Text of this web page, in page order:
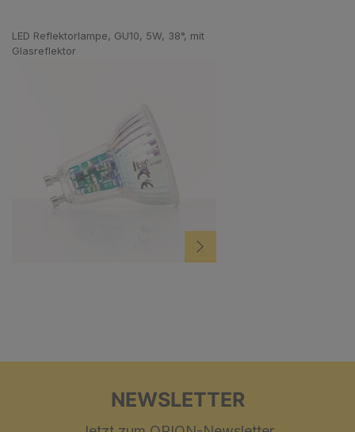
LED Reflektorlampe, GU10, 5W, 38°, mit
Glasreflektor
NEWSLETTER